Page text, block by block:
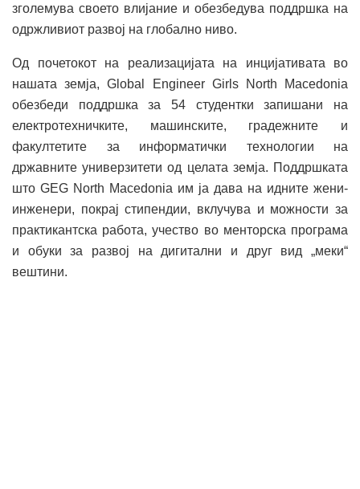
зголемува своето влијание и обезбедува поддршка на
одржливиот развој на глобално ниво.
Од почетокот на реализацијата на инцијативата во
нашата земја, Global Engineer Girls North Macedonia
обезбеди поддршка за 54 студентки запишани на
електротехничките, машинските, градежните и
факултетите за информатички технологии на
државните универзитети од целата земја. Поддршката
што GEG North Macedonia им ја дава на идните жени-
инженери, покрај стипендии, вклучува и можности за
практикантска работа, учество во менторска програма
и обуки за развој на дигитални и друг вид „меки“
вештини.